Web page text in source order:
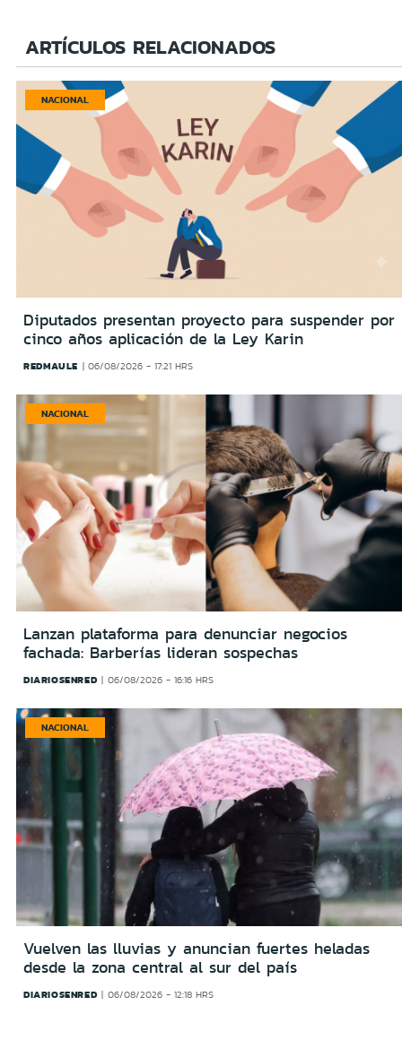
ARTÍCULOS RELACIONADOS
NACIONAL
Diputados presentan proyecto para suspender por
cinco años aplicación de la Ley Karin
REDMAULE 06/08/2026 - 17:21 HRS
NACIONAL
Lanzan plataforma para denunciar negocios
fachada: Barberías lideran sospechas
DIARIOSENRED 06/08/2026 - 16:16 HRS
NACIONAL
Vuelven las lluvias y anuncian fuertes heladas
desde la zona central al sur del país
DIARIOSENRED 06/08/2026 - 12:18 HRS